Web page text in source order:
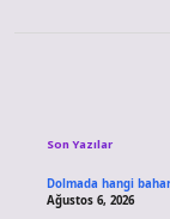
Son Yazılar
Dolmada hangi
Ağustos 6, 2026